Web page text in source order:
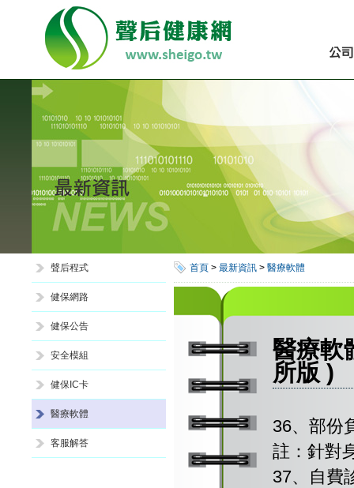
聲后程式
健保網路
健保公告
安全模組
健保IC卡
醫療軟體
客服解答
首頁 > 最新資訊 > 醫療軟體
醫療軟
所版 )
36、部份
註：針對
37、自費